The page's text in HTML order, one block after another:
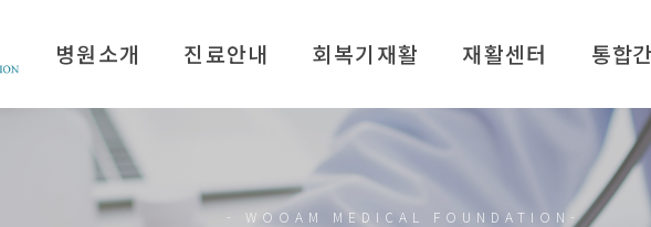
병원소개
우암의료재단 연혁
진료안내
진료시간 안내
입퇴원 안내
비급여 안내
회복기재활 재활센터
재활센터 소개
뇌·신경계 재활
수술 후 재활
통합
- WOOAM MEDICAL FOUNDATION-